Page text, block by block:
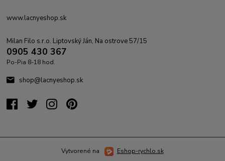
www.lacnyeshop.sk
Milan Filo s.r.o. Liptovský Ján, Na ostrove 57/15
0905 430 367
Po-Pia 8-18 hod.
shop@lacnyeshop.sk
Vytvorené na Eshop-rychlo.sk